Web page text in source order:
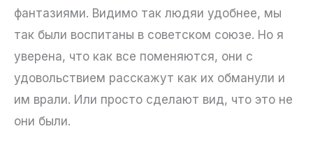
фантазиями. Видимо так людяи удобнее, мы
так были воспитаны в советском союзе. Но я
уверена, что как все поменяются, они с
удовольствием расскажут как их обманули и
им врали. Или просто сделают вид, что это не
они были.